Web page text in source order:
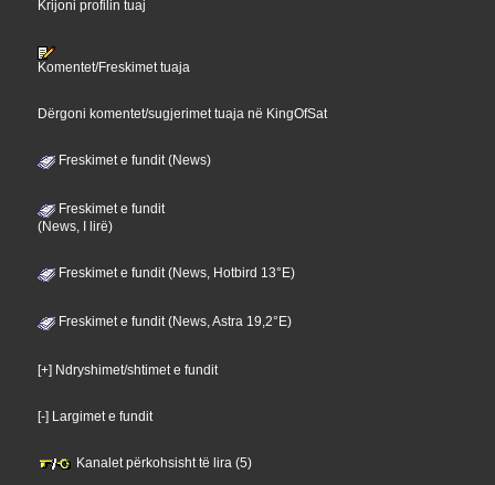
Krijoni profilin tuaj
Komentet/Freskimet tuaja
Dërgoni komentet/sugjerimet tuaja në KingOfSat
Freskimet e fundit (News)
Freskimet e fundit
(News, I lirë)
Freskimet e fundit (News, Hotbird 13°E)
Freskimet e fundit (News, Astra 19,2°E)
[+] Ndryshimet/shtimet e fundit
[-] Largimet e fundit
Kanalet përkohsisht të lira (5)